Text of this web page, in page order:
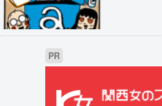
PR